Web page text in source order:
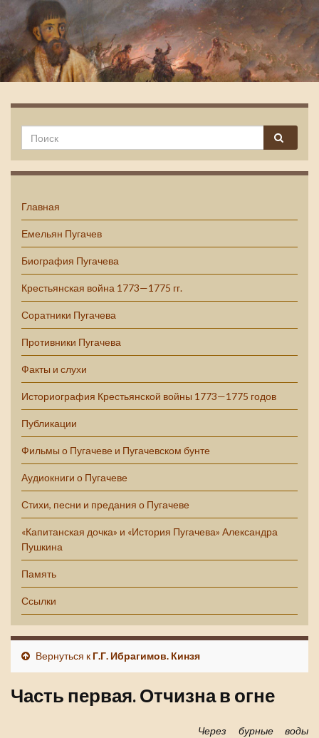
Емельян Пугачев
Главная
Емельян Пугачев
Биография Пугачева
Крестьянская война 1773—1775 гг.
Соратники Пугачева
Противники Пугачева
Факты и слухи
Историография Крестьянской войны 1773—1775 годов
Публикации
Фильмы о Пугачеве и Пугачевском бунте
Аудиокниги о Пугачеве
Стихи, песни и предания о Пугачеве
«Капитанская дочка» и «История Пугачева» Александра
Пушкина
Память
Ссылки
Вернуться к Г.Г. Ибрагимов. Кинзя
Часть первая. Отчизна в огне
Через бурные воды